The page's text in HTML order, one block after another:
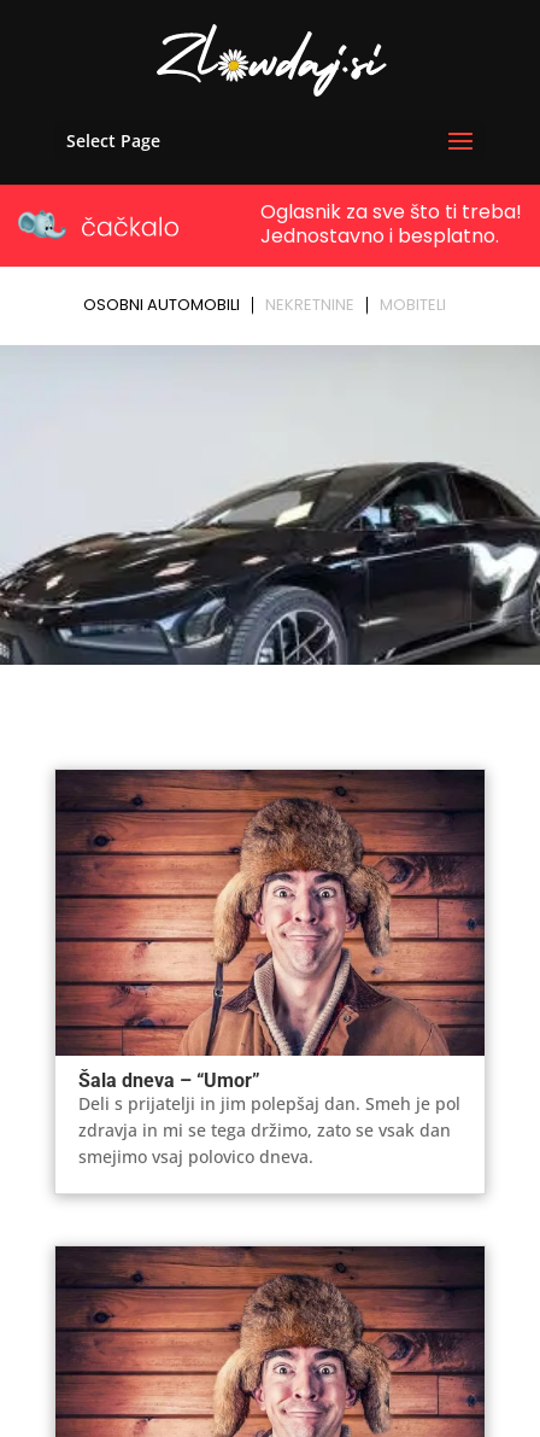
Select Page
Šala dneva – “Umor”
Deli s prijatelji in jim polepšaj dan. Smeh je pol
zdravja in mi se tega držimo, zato se vsak dan
smejimo vsaj polovico dneva.